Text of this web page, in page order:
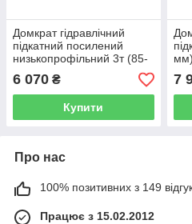
Домкрат гідравлічний
підкатний посилений
низькопрофільний 3т (85-
520мм) Forsage F-
T830031BS(Код:1143)
6 070 ₴
Купити
7
Про нас
100% позитивних з 149
Працює з 15.02.2012